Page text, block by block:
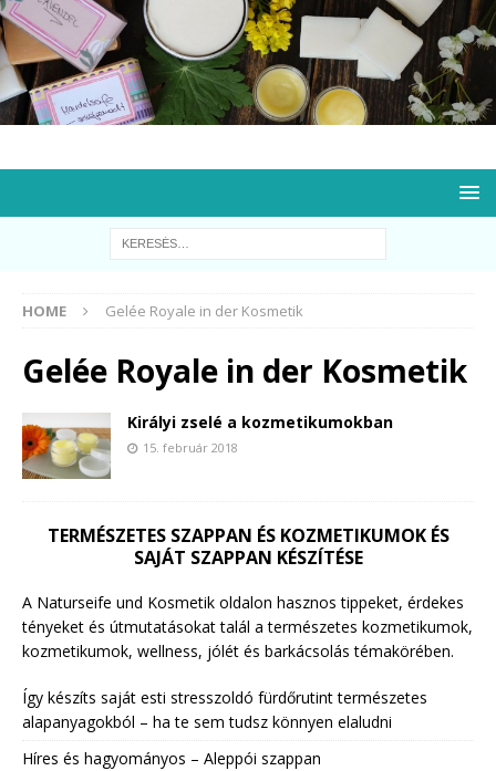
HOME Gelée Royale in der Kosmetik
Gelée Royale in der Kosmetik
Királyi zselé a kozmetikumokban
15. február 2018
TERMÉSZETES SZAPPAN ÉS KOZMETIKUMOK ÉS
SAJÁT SZAPPAN KÉSZÍTÉSE
A Naturseife und Kosmetik oldalon hasznos tippeket, érdekes
tényeket és útmutatásokat talál a természetes kozmetikumok,
kozmetikumok, wellness, jólét és barkácsolás témakörében.
Így készíts saját esti stresszoldó fürdőrutint természetes
alapanyagokból – ha te sem tudsz könnyen elaludni
Híres és hagyományos – Aleppói szappan